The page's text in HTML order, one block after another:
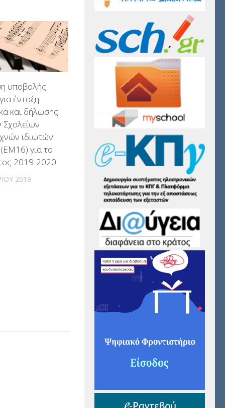
υποβολής
ένταξη
και δήλωσης
ιδιωτών
για το
2019-2020
2019